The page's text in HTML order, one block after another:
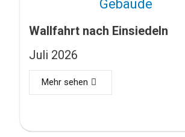
Wallfahrt nach Einsiedeln
Juli 2026
Mehr sehen